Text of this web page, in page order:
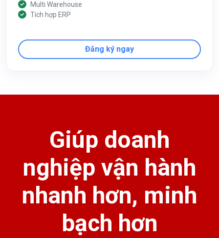
Multi Warehouse
Tích hợp ERP
Đăng ký ngay
Giúp doanh
nghiệp vận hành
nhanh hơn, minh
bạch hơn